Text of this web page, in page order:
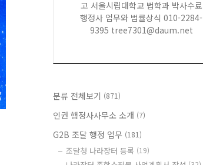
고 서울시립대학교 법학과 박사수료
행정사 업무와 법률상식 010-2284-
9395 tree7301@daum.net
분류 전체보기 (871)
인권 행정사사무소 소개 (7)
G2B 조달 행정 업무 (181)
조달청 나라장터 등록 (19)